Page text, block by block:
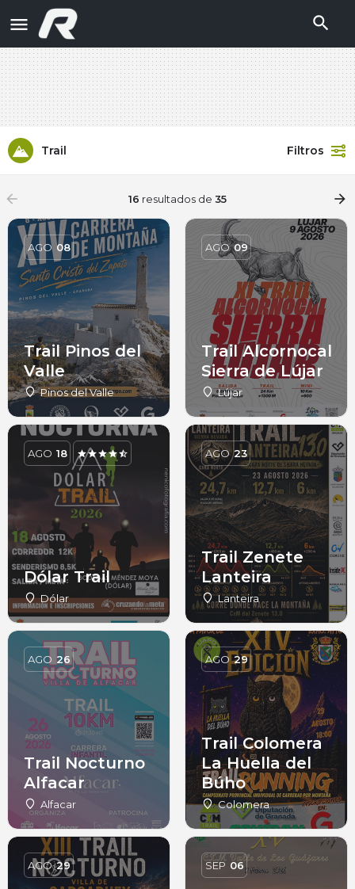
Trail Filtros
arrow_backward 16 resultados de 35 arrow_forward
Trail Pinos del
Valle
Pinos del Valle
AGO 08
Trail Alcornocal
Sierra de Lújar
Lújar
AGO 09
Dólar Trail
Dólar
AGO 18
Trail Zenete
Lanteira
Lanteira
AGO 23
Trail Nocturno
Alfacar
Alfacar
AGO 26
Trail Colomera
La Huella del
Búho
Colomera
AGO 29
AGO 29 SEP 06